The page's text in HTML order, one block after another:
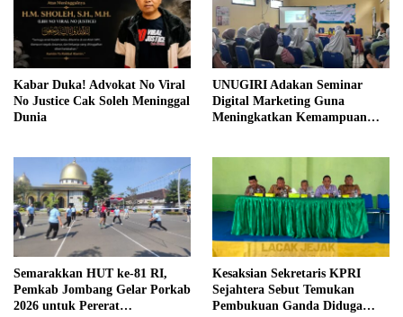
Kabar Duka! Advokat No Viral
No Justice Cak Soleh Meninggal
Dunia
UNUGIRI Adakan Seminar
Digital Marketing Guna
Meningkatkan Kemampuan
Semarakkan HUT ke-81 RI,
Pemkab Jombang Gelar Porkab
2026 untuk Pererat
Kesaksian Sekretaris KPRI
Sejahtera Sebut Temukan
Pembukuan Ganda Diduga